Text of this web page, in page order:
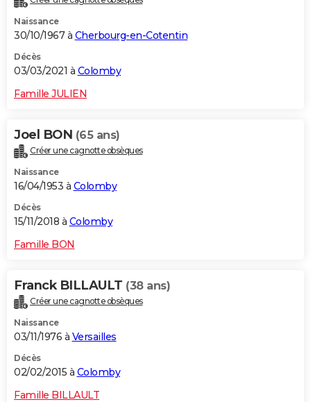
Naissance
30/10/1967 à Cherbourg-en-Cotentin
Décès
03/03/2021 à Colomby
Famille JULIEN
Joel BON (65 ans)
Créer une cagnotte obsèques
Naissance
16/04/1953 à Colomby
Décès
15/11/2018 à Colomby
Famille BON
Franck BILLAULT (38 ans)
Créer une cagnotte obsèques
Naissance
03/11/1976 à Versailles
Décès
02/02/2015 à Colomby
Famille BILLAULT